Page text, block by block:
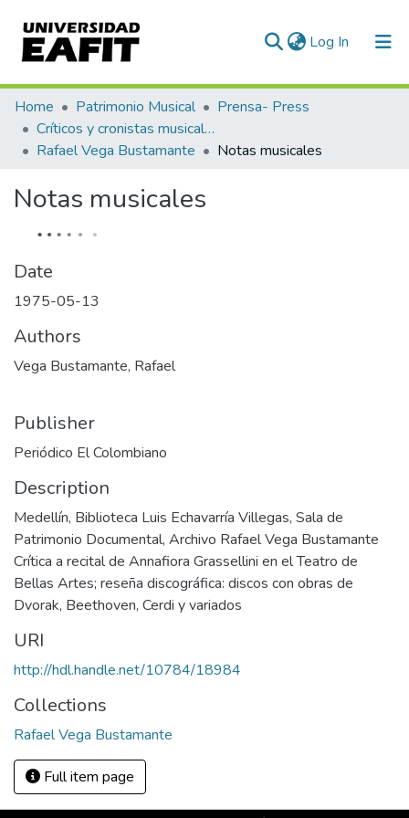
Log In (current)
Communities & Collections
All of DSpace
Home Patrimonio Musical
Prensa- Press
Críticos y cronistas musicales
Rafael Vega Bustamante
Notas musicales
Notas musicales
Date
1975-05-13
Authors
Vega Bustamante, Rafael
Publisher
Periódico El Colombiano
Description
Medellín, Biblioteca Luis Echavarría Villegas, Sala de
Patrimonio Documental, Archivo Rafael Vega Bustamante
Crítica a recital de Annafiora Grassellini en el Teatro de
Bellas Artes; reseña discográfica: discos con obras de
Dvorak, Beethoven, Cerdi y variados
URI
http://hdl.handle.net/10784/18984
Collections
Rafael Vega Bustamante
Full item page